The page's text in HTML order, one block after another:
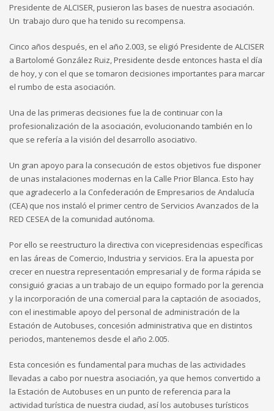
Presidente de ALCISER, pusieron las bases de nuestra asociación.
Un trabajo duro que ha tenido su recompensa.
Cinco años después, en el año 2.003, se eligió Presidente de ALCISER
a Bartolomé González Ruiz, Presidente desde entonces hasta el día
de hoy, y con el que se tomaron decisiones importantes para marcar
el rumbo de esta asociación.
Una de las primeras decisiones fue la de continuar con la
profesionalización de la asociación, evolucionando también en lo
que se refería a la visión del desarrollo asociativo.
Un gran apoyo para la consecución de estos objetivos fue disponer
de unas instalaciones modernas en la Calle Prior Blanca. Esto hay
que agradecerlo a la Confederación de Empresarios de Andalucía
(CEA) que nos instaló el primer centro de Servicios Avanzados de la
RED CESEA de la comunidad autónoma.
Por ello se reestructuro la directiva con vicepresidencias específicas
en las áreas de Comercio, Industria y servicios. Era la apuesta por
crecer en nuestra representación empresarial y de forma rápida se
consiguió gracias a un trabajo de un equipo formado por la gerencia
y la incorporación de una comercial para la captación de asociados,
con el inestimable apoyo del personal de administración de la
Estación de Autobuses, concesión administrativa que en distintos
periodos, mantenemos desde el año 2.005.
Esta concesión es fundamental para muchas de las actividades
llevadas a cabo por nuestra asociación, ya que hemos convertido a
la Estación de Autobuses en un punto de referencia para la
actividad turística de nuestra ciudad, así los autobuses turísticos